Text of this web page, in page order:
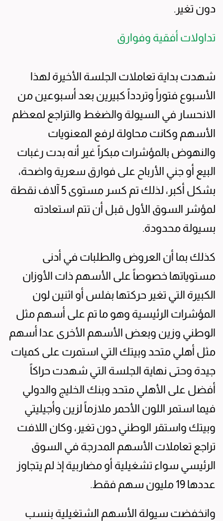
دون تغير.
تداولات أفقية وفوارق
شهدت بداية تعاملات الجلسة الأخيرة لهذا
الأسبوع فتوراً وتردداً كبيرين بعد أسبوعين من
الانحسار في السيولة والضغط والتراجع لمعظم
الأسهم وكانت محاولة لرفع المعنويات
والنهوض بالمؤشرات مبكراً غير أنه بدت رغبات
البيع أو جني الأرباح على فوارق سعرية واضحة،
بشكل أكبر، لذلك تم كسر مستوى 5 آلاف نقطة
لمؤشر السوق الأول قبل أن تتم استعادته
بسيولة محدودة.
كذلك بما أن العروض والطلبات في أدنى
مستوياتها خصوصاً على الأسهم ذات الأوزان
الكبيرة التي تغير حركتها بفلس أو اثنين لون
المؤشرات الرئيسية وهو ما تم على أسهم مثل
الوطني وزين وبعض الأسهم الأخرى عدا أسهم
مثل أهلي متحد وبيتك التي استمرت على كميات
جيدة وحتى نهاية الجلسة التي شهدت حراكاً
أفضل على الأهلي متحد وبنك الخليج والدولي
فيما استمر اللون الأحمر ملازماً لزين وأجيليتي
وبيتك واستقر الوطني دون تغير، وكان اللافت
تراجع تعاملات الأسهم المدرجة في السوق
الرئيسي سواء تشغيلية أو مضاربية إذ لم يتجاوز
عددها 19 مليون سهم فقط.
وانخفضت سيولة الأسهم الشتغيلية بنسب